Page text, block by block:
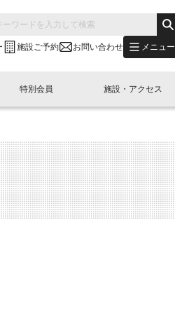
施設ご予約 お問い合わせ メニュー
別会員開催
展・参加
"LINK-BioBAY TOKYO"？
(News Letter)
コラム
ュース・事業紹介
ベント
LINK-J WEST
容
本橋エリアについて
特別会員
し込み
施設・アクセス
予約